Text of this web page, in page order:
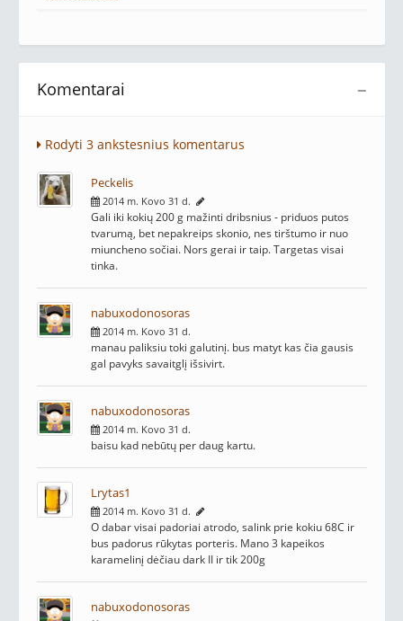
−
Komentarai
Rodyti 3 ankstesnius komentarus
Peckelis
2014 m. Kovo 31 d.
Gali iki kokių 200 g mažinti dribsnius - priduos putos
tvarumą, bet nepakreips skonio, nes tirštumo ir nuo
miuncheno sočiai. Nors gerai ir taip. Targetas visai
tinka.
nabuxodonosoras
2014 m. Kovo 31 d.
manau paliksiu toki galutinį. bus matyt kas čia gausis
gal pavyks savaitglį išsivirt.
nabuxodonosoras
2014 m. Kovo 31 d.
baisu kad nebūtų per daug kartu.
Lrytas1
2014 m. Kovo 31 d.
O dabar visai padoriai atrodo, salink prie kokiu 68C ir
bus padorus rūkytas porteris. Mano 3 kapeikos
karamelinį dėčiau dark II ir tik 200g
nabuxodonosoras